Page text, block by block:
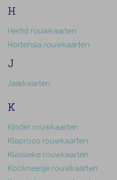
H
Herfst rouwkaarten
Hortensia rouwkaarten
J
Jaarkaarten
K
Kinder rouwkaarten
Klaproos rouwkaarten
Klassieke rouwkaarten
Koolmeesje rouwkaarten